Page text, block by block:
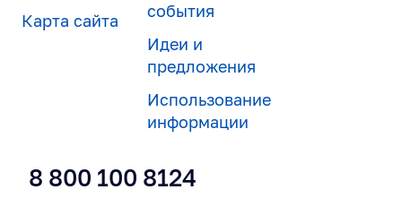
Карта сайта
события
Идеи и
предложения
Использование
информации
8 800 100 8124